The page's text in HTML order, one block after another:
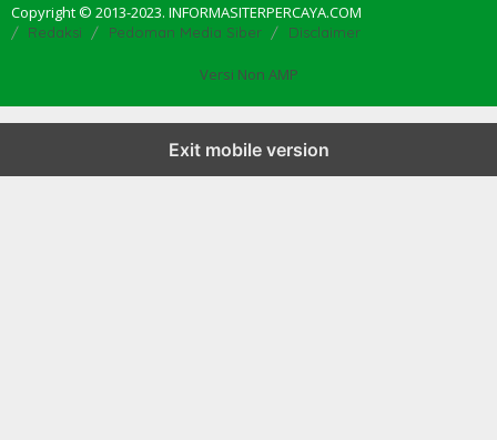
Copyright © 2013-2023. INFORMASITERPERCAYA.COM
Redaksi Pedoman Media Siber Disclaimer
Versi Non AMP
Exit mobile version